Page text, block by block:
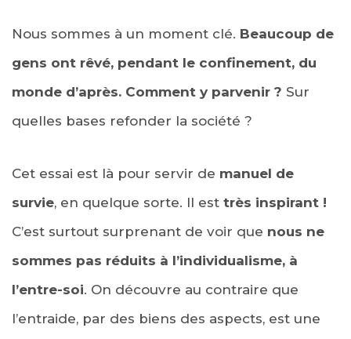
Nous sommes à un moment clé. Beaucoup de
gens ont rêvé, pendant le confinement, du
monde d’après. Comment y parvenir ? Sur
quelles bases refonder la société ?
Cet essai est là pour servir de manuel de
survie, en quelque sorte. Il est très inspirant !
C’est surtout surprenant de voir que nous ne
sommes pas réduits à l’individualisme, à
l’entre-soi. On découvre au contraire que
l’entraide, par des biens des aspects, est une